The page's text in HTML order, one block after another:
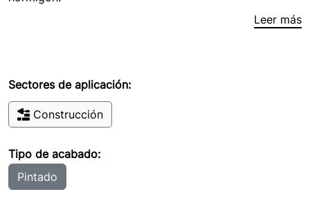
Leer más
Sectores de aplicación:
Construcción
Tipo de acabado:
Pintado